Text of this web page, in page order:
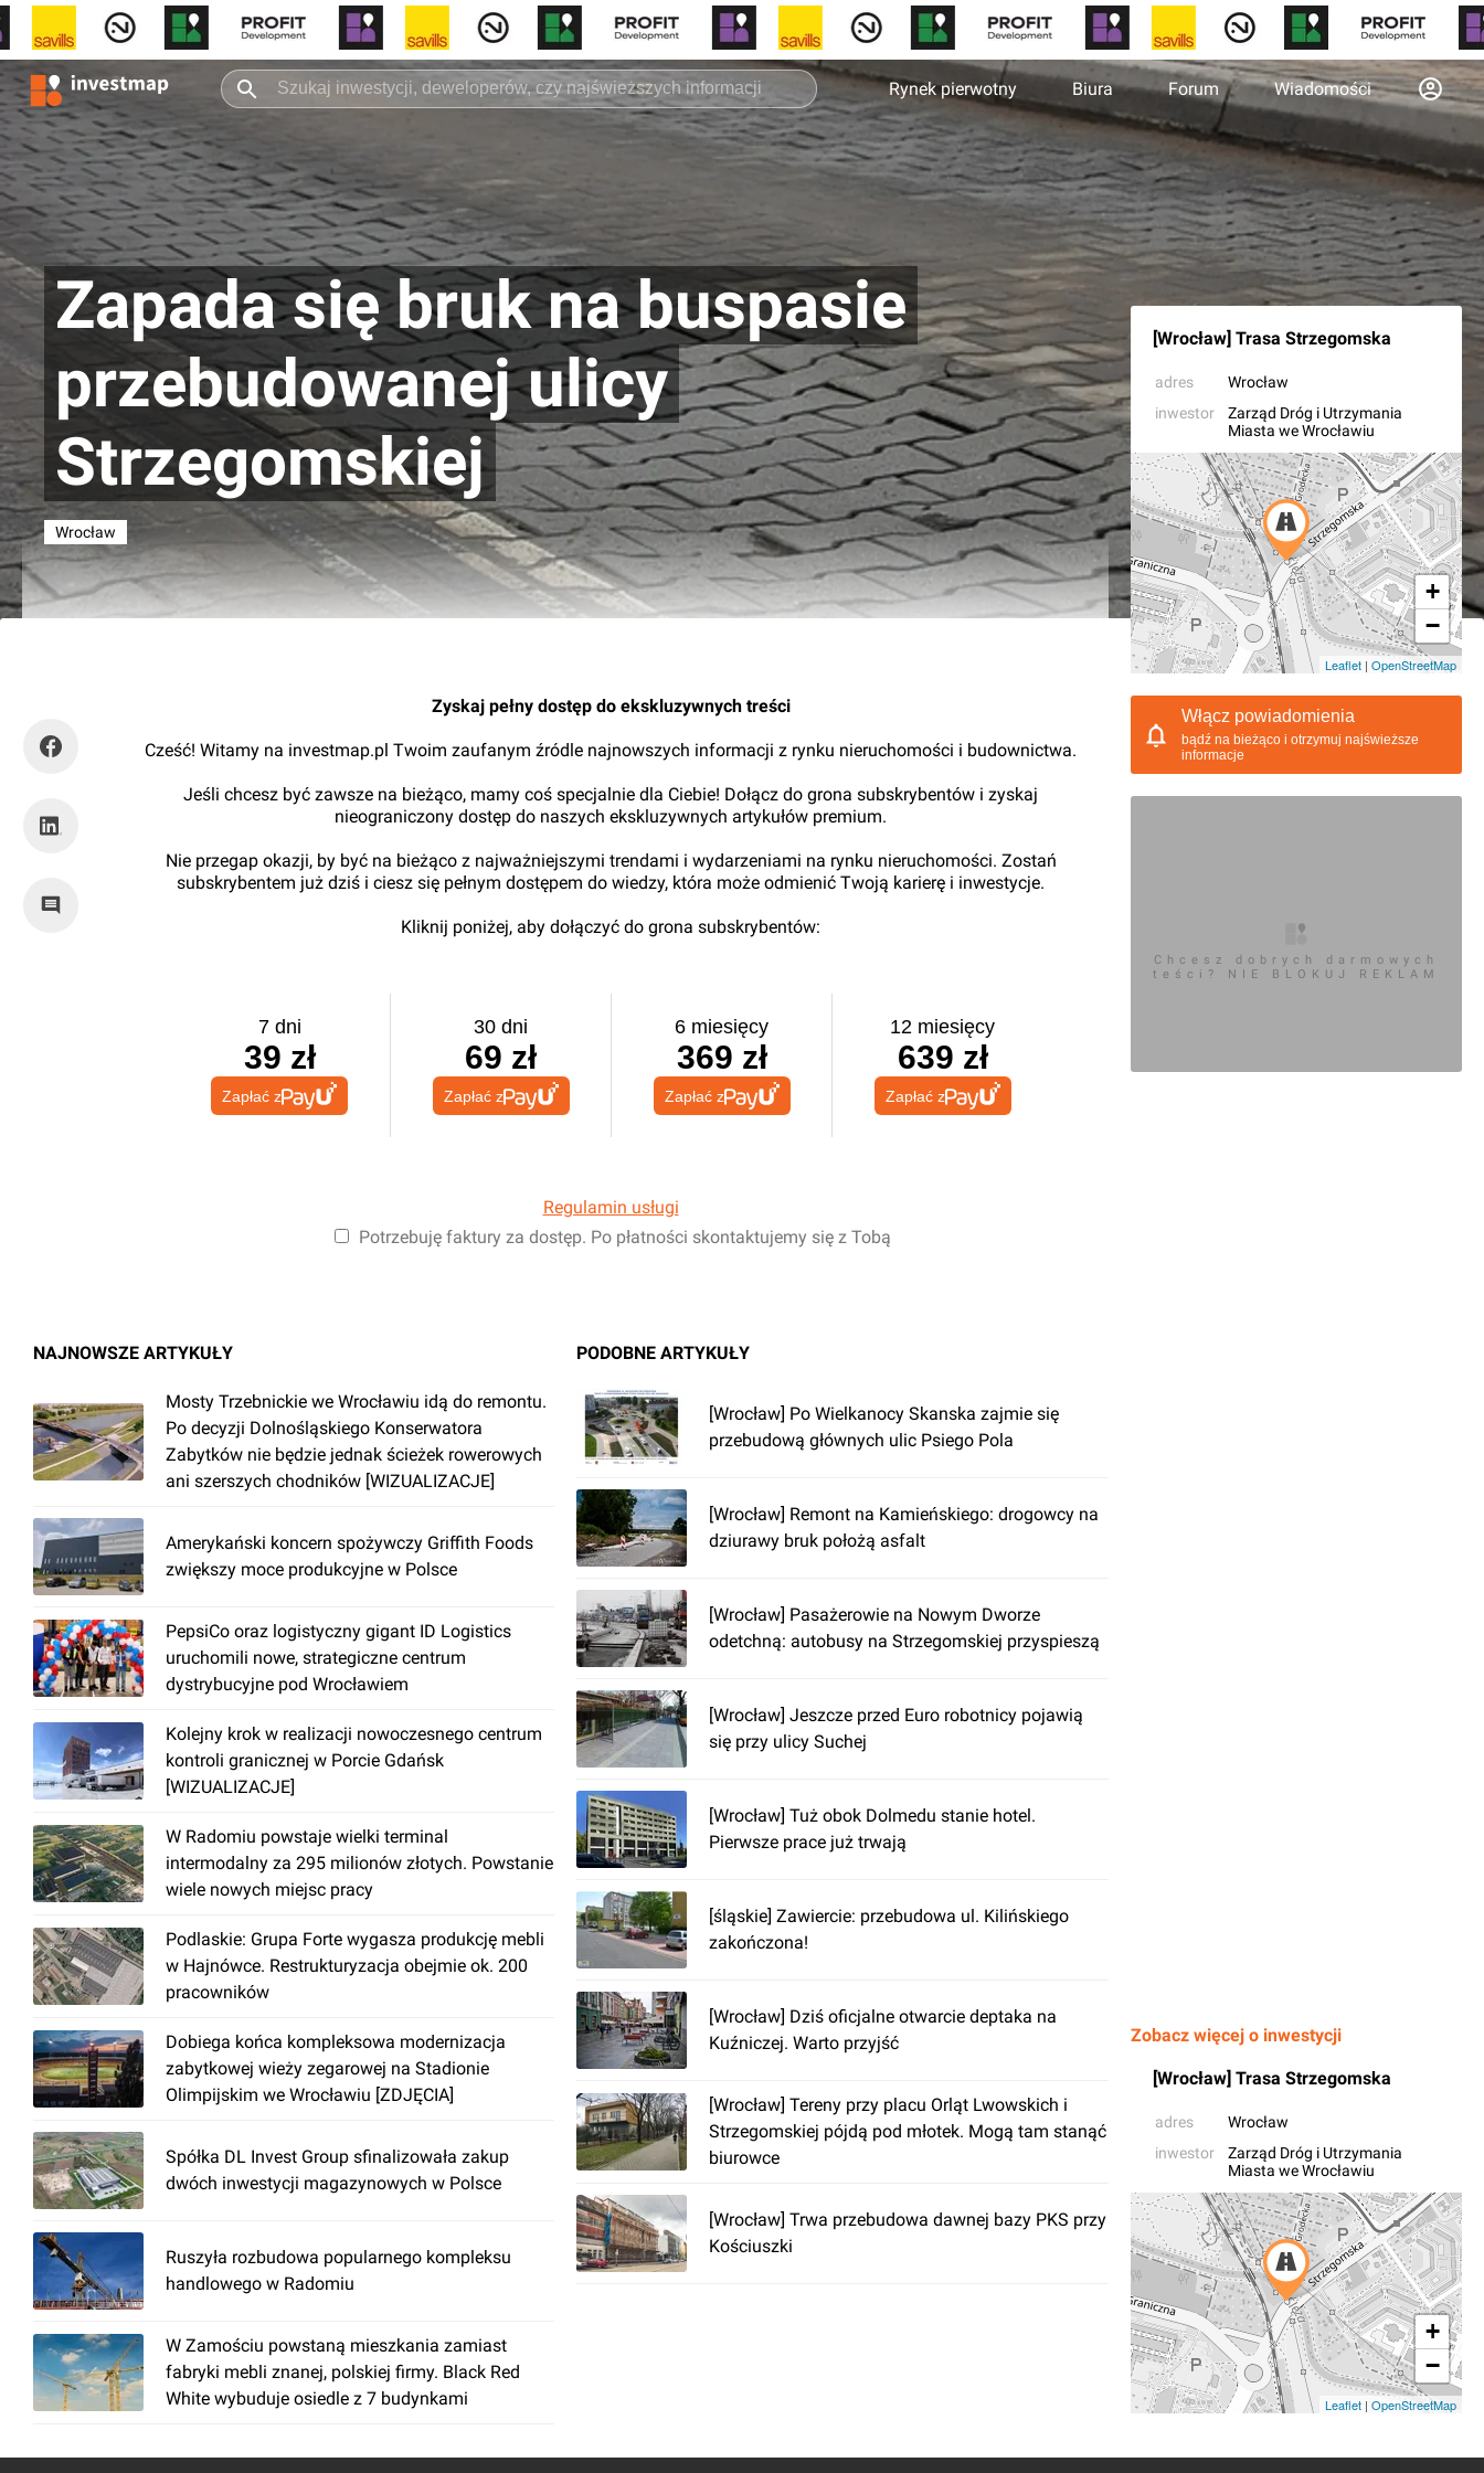
Rynek pierwotny Biura Forum Wiadomości
Zapada się bruk na buspasie
przebudowanej ulicy
Strzegomskiej
Wrocław
[Wrocław] Trasa Strzegomska
adres
Wrocław
inwestor
Zarząd Dróg i Utrzymania
Miasta we Wrocławiu
+
−
Leaflet | OpenStreetMap
Zyskaj pełny dostęp do ekskluzywnych treści
Cześć! Witamy na investmap.pl Twoim zaufanym źródle najnowszych informacji z rynku nieruchomości i budownictwa.
Jeśli chcesz być zawsze na bieżąco, mamy coś specjalnie dla Ciebie! Dołącz do grona subskrybentów i zyskaj
nieograniczony dostęp do naszych ekskluzywnych artykułów premium.
Nie przegap okazji, by być na bieżąco z najważniejszymi trendami i wydarzeniami na rynku nieruchomości. Zostań
subskrybentem już dziś i ciesz się pełnym dostępem do wiedzy, która może odmienić Twoją karierę i inwestycje.
Kliknij poniżej, aby dołączyć do grona subskrybentów:
7 dni
39 zł
Zapłać z
30 dni
69 zł
Zapłać z
6 miesięcy
369 zł
Zapłać z
12 miesięcy
639 zł
Zapłać z
Regulamin usługi
Potrzebuję faktury za dostęp. Po płatności skontaktujemy się z Tobą
NAJNOWSZE ARTYKUŁY
Mosty Trzebnickie we Wrocławiu idą do remontu.
Po decyzji Dolnośląskiego Konserwatora
Zabytków nie będzie jednak ścieżek rowerowych
ani szerszych chodników [WIZUALIZACJE]
Amerykański koncern spożywczy Griffith Foods
zwiększy moce produkcyjne w Polsce
PepsiCo oraz logistyczny gigant ID Logistics
uruchomili nowe, strategiczne centrum
dystrybucyjne pod Wrocławiem
Kolejny krok w realizacji nowoczesnego centrum
kontroli granicznej w Porcie Gdańsk
[WIZUALIZACJE]
W Radomiu powstaje wielki terminal
intermodalny za 295 milionów złotych. Powstanie
wiele nowych miejsc pracy
Podlaskie: Grupa Forte wygasza produkcję mebli
w Hajnówce. Restrukturyzacja obejmie ok. 200
pracowników
Dobiega końca kompleksowa modernizacja
zabytkowej wieży zegarowej na Stadionie
Olimpijskim we Wrocławiu [ZDJĘCIA]
Spółka DL Invest Group sfinalizowała zakup
dwóch inwestycji magazynowych w Polsce
Ruszyła rozbudowa popularnego kompleksu
handlowego w Radomiu
W Zamościu powstaną mieszkania zamiast
fabryki mebli znanej, polskiej firmy. Black Red
White wybuduje osiedle z 7 budynkami
PODOBNE ARTYKUŁY
[Wrocław] Po Wielkanocy Skanska zajmie się
przebudową głównych ulic Psiego Pola
[Wrocław] Remont na Kamieńskiego: drogowcy na
dziurawy bruk położą asfalt
[Wrocław] Pasażerowie na Nowym Dworze
odetchną: autobusy na Strzegomskiej przyspieszą
[Wrocław] Jeszcze przed Euro robotnicy pojawią
się przy ulicy Suchej
[Wrocław] Tuż obok Dolmedu stanie hotel.
Pierwsze prace już trwają
[śląskie] Zawiercie: przebudowa ul. Kilińskiego
zakończona!
[Wrocław] Dziś oficjalne otwarcie deptaka na
Kuźniczej. Warto przyjść
[Wrocław] Tereny przy placu Orląt Lwowskich i
Strzegomskiej pójdą pod młotek. Mogą tam stanąć
biurowce
[Wrocław] Trwa przebudowa dawnej bazy PKS przy
Kościuszki
Włącz powiadomienia
bądź na bieżąco i otrzymuj najświeższe
informacje
Chcesz dobrych darmowych
teści? NIE BLOKUJ REKLAM
Zobacz więcej o inwestycji
[Wrocław] Trasa Strzegomska
adres
Wrocław
inwestor
Zarząd Dróg i Utrzymania
Miasta we Wrocławiu
+
−
Leaflet | OpenStreetMap